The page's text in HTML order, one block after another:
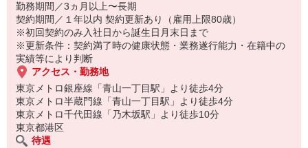
勤務期間／3ヵ月以上〜長期
契約期間／１年以内 契約更新あり（雇用上限80歳）
※初回契約のみ入社日から誕生日月末日まで
※更新条件：契約満了時の健康状態・業務遂行能力・在籍中の
実績等により判断
アクセス・勤務地
東京メトロ銀座線「青山一丁目駅」より徒歩4分
東京メトロ半蔵門線「青山一丁目駅」より徒歩4分
東京メトロ千代田線「乃木坂駅」より徒歩10分
東京都港区
待遇